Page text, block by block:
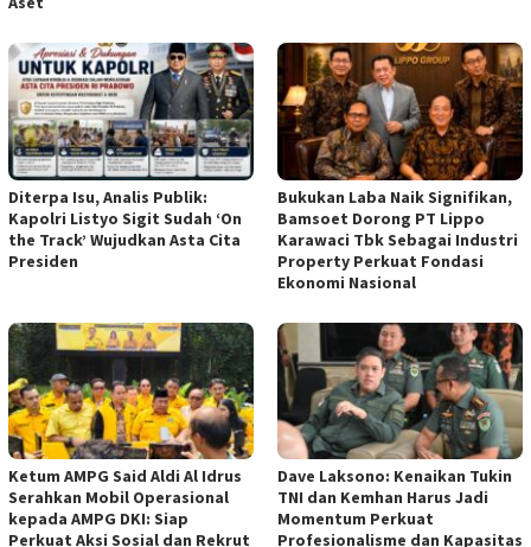
Diterpa Isu, Analis Publik:
Kapolri Listyo Sigit Sudah ‘On
the Track’ Wujudkan Asta Cita
Presiden
Bukukan Laba Naik Signifikan,
Bamsoet Dorong PT Lippo
Karawaci Tbk Sebagai Industri
Property Perkuat Fondasi
Ekonomi Nasional
Ketum AMPG Said Aldi Al Idrus
Serahkan Mobil Operasional
kepada AMPG DKI: Siap
Perkuat Aksi Sosial dan Rekrut
Dave Laksono: Kenaikan Tukin
TNI dan Kemhan Harus Jadi
Momentum Perkuat
Profesionalisme dan Kapasitas